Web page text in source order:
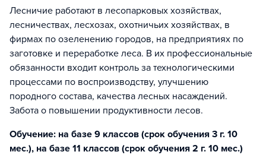
Лесничие работают в лесопарковых хозяйствах,
лесничествах, лесхозах, охотничьих хозяйствах, в
фирмах по озеленению городов, на предприятиях по
заготовке и переработке леса. В их профессиональные
обязанности входит контроль за технологическими
процессами по воспроизводству, улучшению
породного состава, качества лесных насаждений.
Забота о повышении продуктивности лесов.
Обучение: на базе 9 классов (срок обучения 3 г. 10
мес.), на базе 11 классов (срок обучения 2 г. 10 мес.)